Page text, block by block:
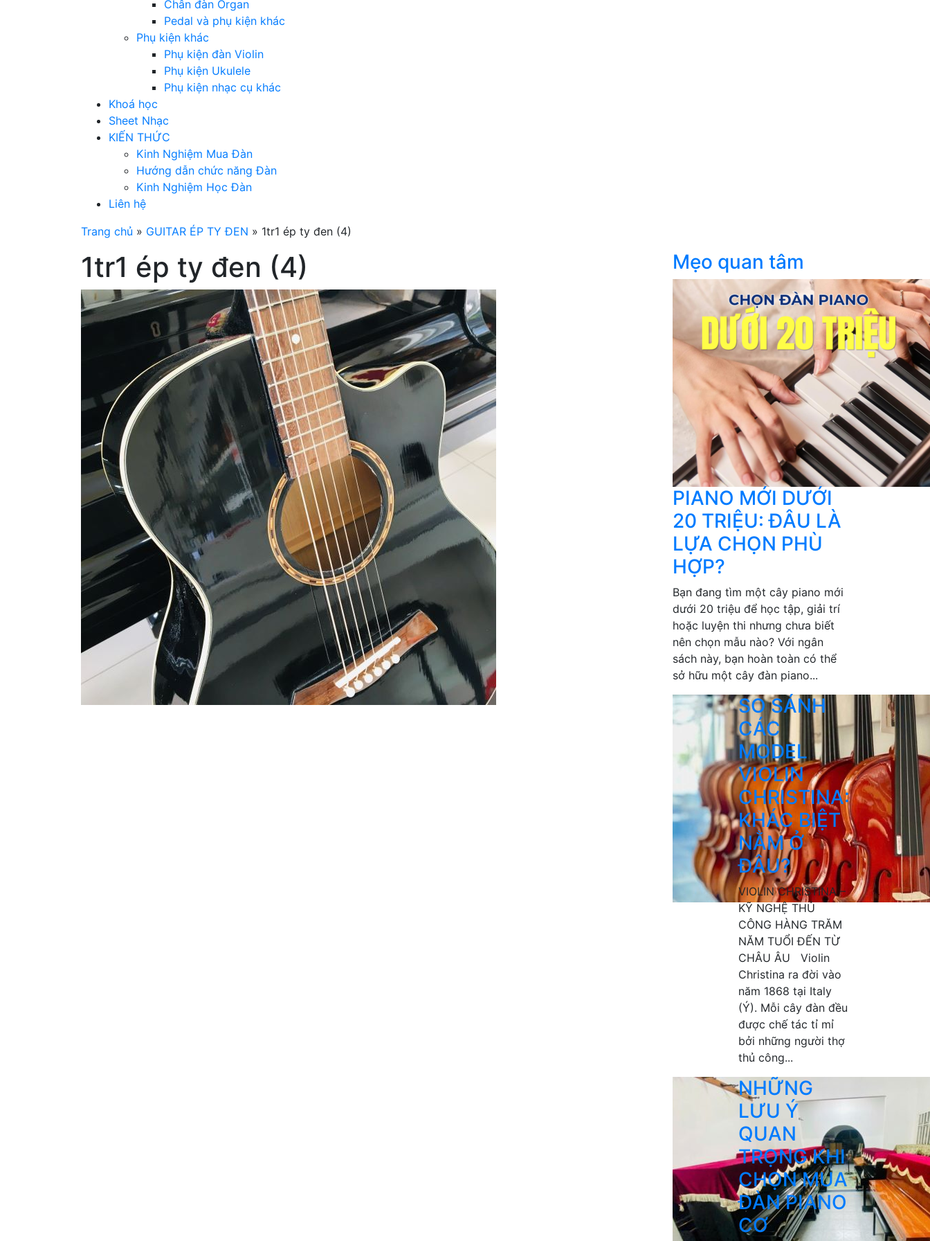
Chân đàn Organ
Pedal và phụ kiện khác
Phụ kiện khác
Phụ kiện đàn Violin
Phụ kiện Ukulele
Phụ kiện nhạc cụ khác
Khoá học
Sheet Nhạc
KIẾN THỨC
Kinh Nghiệm Mua Đàn
Hướng dẫn chức năng Đàn
Kinh Nghiệm Học Đàn
Liên hệ
Trang chủ » GUITAR ÉP TY ĐEN » 1tr1 ép ty đen (4)
1tr1 ép ty đen (4) Mẹo quan tâm
PIANO MỚI DƯỚI
20 TRIỆU: ĐÂU LÀ
LỰA CHỌN PHÙ
HỢP?
Bạn đang tìm một cây piano mới
dưới 20 triệu để học tập, giải trí
hoặc luyện thi nhưng chưa biết
nên chọn mẫu nào? Với ngân
sách này, bạn hoàn toàn có thể
sở hữu một cây đàn piano...
SO SÁNH
CÁC
MODEL
VIOLIN
CHRISTINA:
KHÁC BIỆT
NẰM Ở
ĐÂU?
VIOLIN CHRISTINA –
KỸ NGHỆ THỦ
CÔNG HÀNG TRĂM
NĂM TUỔI ĐẾN TỪ
CHÂU ÂU Violin
Christina ra đời vào
năm 1868 tại Italy
(Ý). Mỗi cây đàn đều
được chế tác tỉ mỉ
bởi những người thợ
thủ công...
NHỮNG
LƯU Ý
QUAN
TRỌNG KHI
CHỌN MUA
ĐÀN PIANO
CƠ